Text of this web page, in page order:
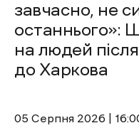
завчасно, не
останнього»:
на людей після
до Харкова
05 Cерпня 2026 |